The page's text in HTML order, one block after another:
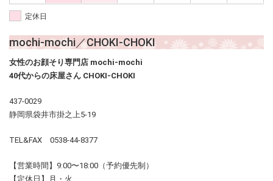
定休日
mochi-mochi／CHOKI-CHOKI
女性のお顔そり専門店 mochi-mochi
40代からの床屋さん CHOKI-CHOKI
437-0029
静岡県袋井市掛之上5-19
TEL&FAX 0538-44-8377
【営業時間】9:00〜18:00（予約優先制）
【定休日】月・火